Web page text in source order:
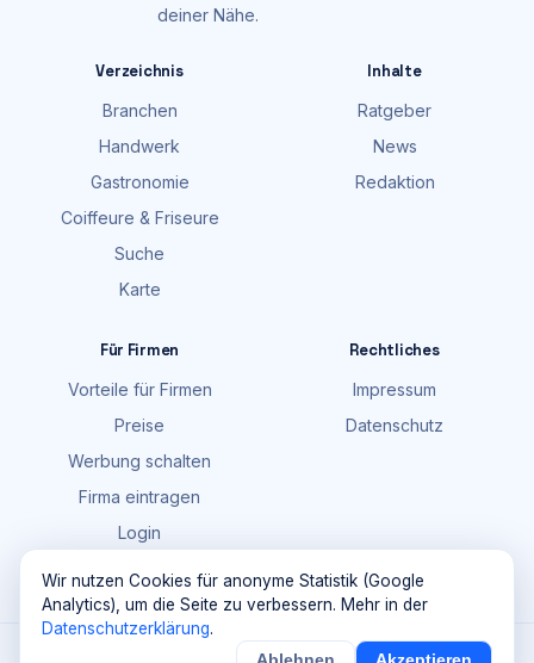
deiner Nähe.
Verzeichnis
Branchen
Handwerk
Gastronomie
Coiffeure & Friseure
Suche
Karte
Inhalte
Ratgeber
News
Redaktion
Für Firmen
Vorteile für Firmen
Preise
Werbung schalten
Firma eintragen
Login
Rechtliches
Impressum
Datenschutz
Maik Möhring Media · Ermatingen
Wir nutzen Cookies für anonyme Statistik (Google
Analytics), um die Seite zu verbessern. Mehr in der
Datenschutzerklärung.